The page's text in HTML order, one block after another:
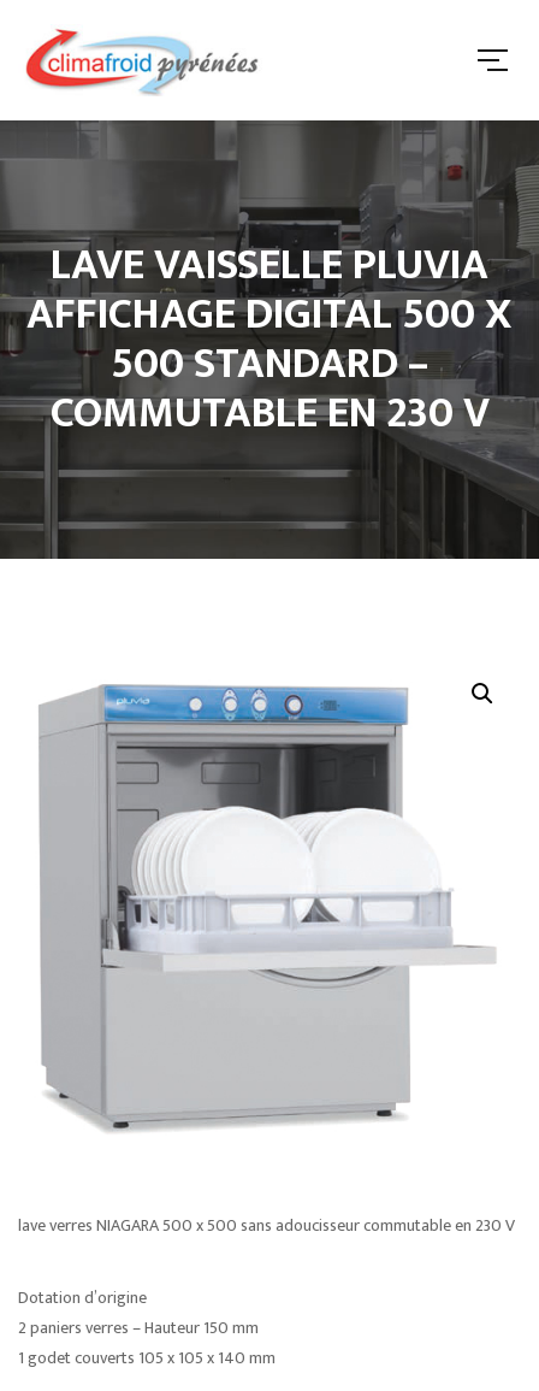
LAVE VAISSELLE PLUVIA
AFFICHAGE DIGITAL 500 X
500 STANDARD –
COMMUTABLE EN 230 V
lave verres NIAGARA 500 x 500 sans adoucisseur commutable en 230 V
Dotation d’origine
2 paniers verres – Hauteur 150 mm
1 godet couverts 105 x 105 x 140 mm